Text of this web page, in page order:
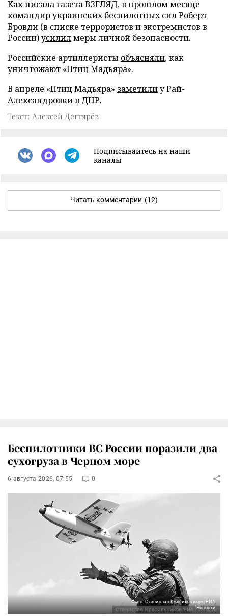
Как писала газета ВЗГЛЯД, в прошлом месяце
командир украинских беспилотных сил Роберт
Бровди (в списке террористов и экстремистов в
России)усилилмеры личной безопасности.
Российские артиллеристы объясняли, как
уничтожают «Птиц Мадьяра».
В апреле «Птиц Мадьяра» заметилиу Рай-
Александровки в ДНР.
Текст: Алексей Дегтярёв
Подписывайтесь на наши
каналы
Читать комментарии (12)
Беспилотники ВС России поразили два
сухогруза в Черном море
6 августа 2026, 07:55 0
Фото: Станислав Красильников/РИА
Новости